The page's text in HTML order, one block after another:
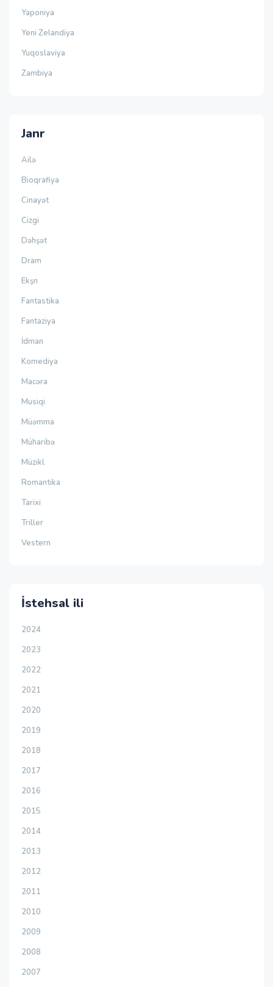
Yaponiya
Yeni Zelandiya
Yuqoslaviya
Zambiya
Janr
Ailə
Bioqrafiya
Cinayət
Cizgi
Dəhşət
Dram
Ekşn
Fantastika
Fantaziya
İdman
Komediya
Macəra
Musiqi
Müəmma
Müharibə
Müzikl
Romantika
Tarixi
Triller
Vestern
İstehsal ili
2024
2023
2022
2021
2020
2019
2018
2017
2016
2015
2014
2013
2012
2011
2010
2009
2008
2007